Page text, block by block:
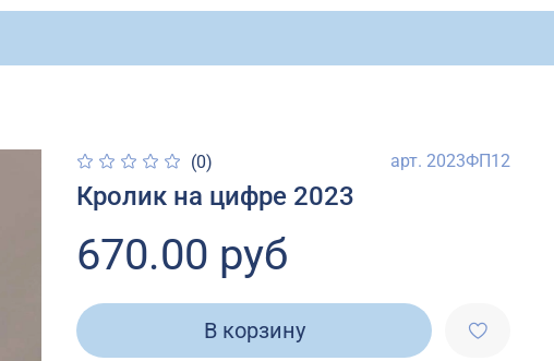
(0) арт. 2023ФП12
Кролик на цифре 2023
670.00 руб
В корзину